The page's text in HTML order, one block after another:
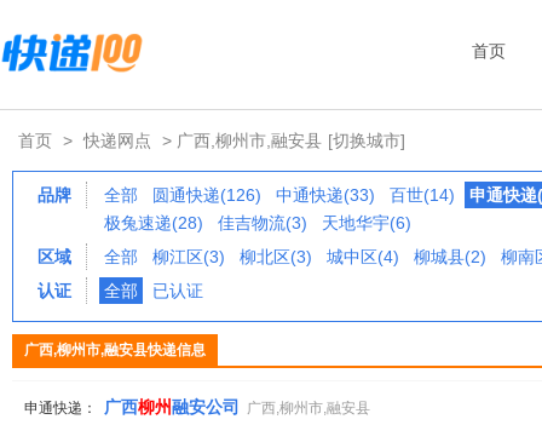
首页
首页 > 快递网点 > 广西,柳州市,融安县 [切换城市]
品牌 全部 圆通快递(126) 中通快递(33) 百世(14)
申通快递
极兔速递(28)
佳吉物流(3)
天地华宇(6)
区域
全部 柳江区(3) 柳北区(3) 城中区(4) 柳城县(2)
柳南
认证
全部 已认证
广西,柳州市,融安县快递信息
申通快递： 广西柳州融安公司
广西,柳州市,融安县